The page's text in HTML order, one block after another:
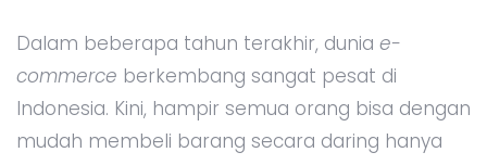
Dalam beberapa tahun terakhir, dunia e-
commerce berkembang sangat pesat di
Indonesia. Kini, hampir semua orang bisa dengan
mudah membeli barang secara daring hanya